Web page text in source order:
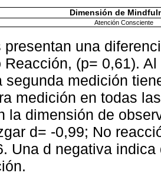
Dimensión de
Atención Consciente
presentan una
Reacción, (p= 0,61).
segunda medición
medición en todas
la dimensión de
d= -0,99; No
Una d negativa